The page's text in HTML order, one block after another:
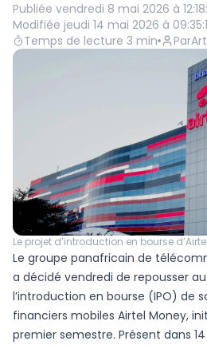
Publiée vendredi 8 mai 2026 à
Modifiée jeudi 14 mai 2026 à
Temps de lecture 3 min Par
Le projet d’introduction en bourse
Le groupe panafricain de
a décidé vendredi de repousser
l’introduction en bourse (IPO) de
financiers mobiles Airtel Money,
premier semestre. Présent dans